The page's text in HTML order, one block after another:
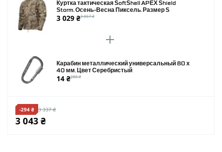
Куртка тактическая SoftShell APEX Shield
Storm. Осень-Весна Пиксель. Размер S
3 029 ₴3 057 ₴
Карабин металлический универсальный 80 х
40 мм. Цвет Серебристый
14 ₴280 ₴
-294 ₴ 3 337 ₴
3 043 ₴